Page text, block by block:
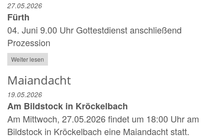
27.05.2026
Fürth
04. Juni 9.00 Uhr Gottestdienst anschließend
Prozession
Weiter lesen
Maiandacht
19.05.2026
Am Bildstock in Kröckelbach
Am Mittwoch, 27.05.2026 findet um 18:00 Uhr am
Bildstock in Kröckelbach eine Maiandacht statt.